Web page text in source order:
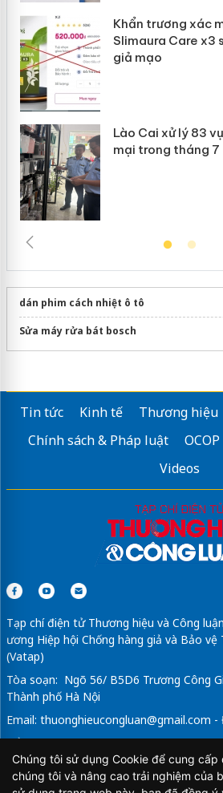
Khẩn trương xác
Slimaura Care x3
giả mạo
Lào Cai xử lý 83
mại trong tháng 7
dán phim cách nhiệt ô tô
Sửa máy rửa bát bosch
Tin tức Kinh tế Thương hiệu
Chính sách & Pháp luật
OCOP
Videos
Tạp chí điện tử Thương hiệu và Công
ương Hiệp hội Chống hàng giả và Bảo
(Vatap)
Tòa soạn: Ngõ 56/ B5D6 Trương Công
Thành phố Hà Nội
Email: thuonghieucongluan@gmail.com -
Tổng Biên Tập: Vũ Đức Thuận
Giấy phép hoạt động báo chí điện tử số
Thông tin và Truyền thông cấp ngày 21/
Chúng tôi sử dụng Cookie để cung cấp
chúng tôi và nâng cao trải nghiệm của